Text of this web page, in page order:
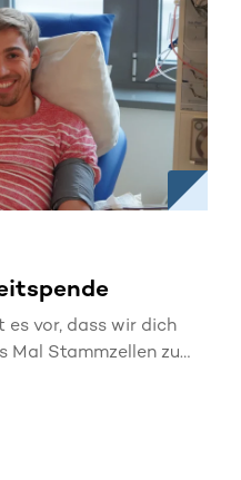
es vor, dass wir dich
Mal Stammzellen zu